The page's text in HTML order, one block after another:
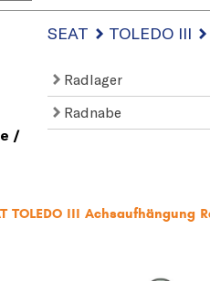
/
SEAT TOLEDO III
Radlager
Radnabe
TOLEDO III Achsaufhängung